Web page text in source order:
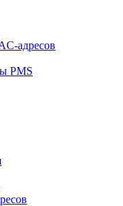
адресов
PMS